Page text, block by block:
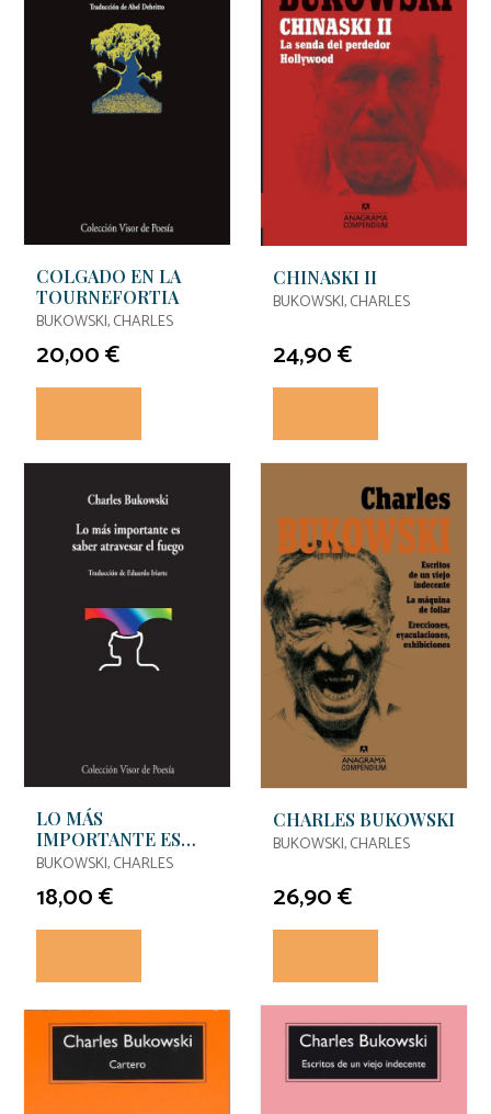
COLGADO EN LA
TOURNEFORTIA
BUKOWSKI, CHARLES
20,00 €
CHINASKI II
BUKOWSKI, CHARLES
24,90 €
LO MÁS
IMPORTANTE ES
SABER ATRAVESAR
BUKOWSKI, CHARLES
18,00 €
CHARLES BUKOWSKI
BUKOWSKI, CHARLES
26,90 €